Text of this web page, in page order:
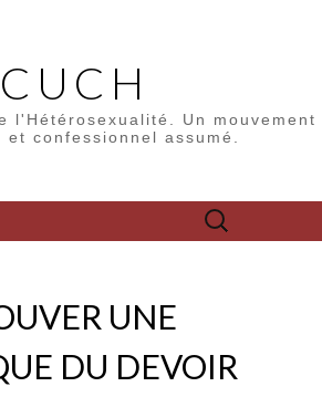
CUCH
l'Hétérosexualité. Un mouvement
confessionnel assumé.
Rechercher :
UNE
DU DEVOIR